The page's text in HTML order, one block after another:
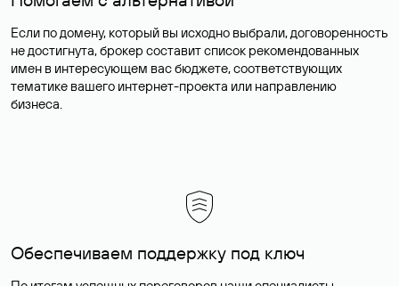
Если по домену, который вы исходно выбрали, договоренность
не достигнута, брокер составит список рекомендованных
имен в интересующем вас бюджете, соответствующих
тематике вашего интернет-проекта или направлению
бизнеса.
Обеспечиваем поддержку под ключ